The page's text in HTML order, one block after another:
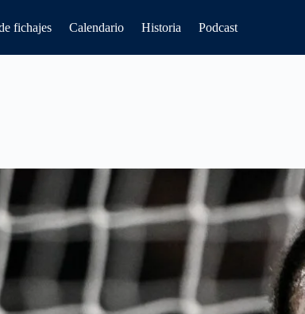
fichajes Calendario Historia Podcast